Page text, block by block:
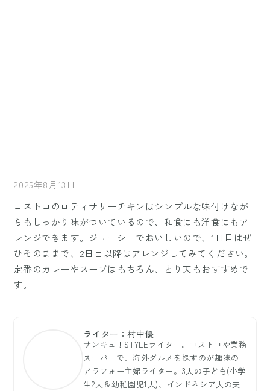
2025年8月13日
コストコのロティサリーチキンはシンプルな味付けなが
らもしっかり味がついているので、和食にも洋食にもア
レンジできます。ジューシーでおいしいので、1日目はぜ
ひそのままで、2日目以降はアレンジしてみてください。
定番のカレーやスープはもちろん、とり天もおすすめで
す。
ライター：村中優
サンキュ！STYLEライター。コストコや業務
スーパーで、海外グルメを探すのが趣味の
アラフォー主婦ライター。3人の子ども(小学
生2人＆幼稚園児1人)、インドネシア人の夫